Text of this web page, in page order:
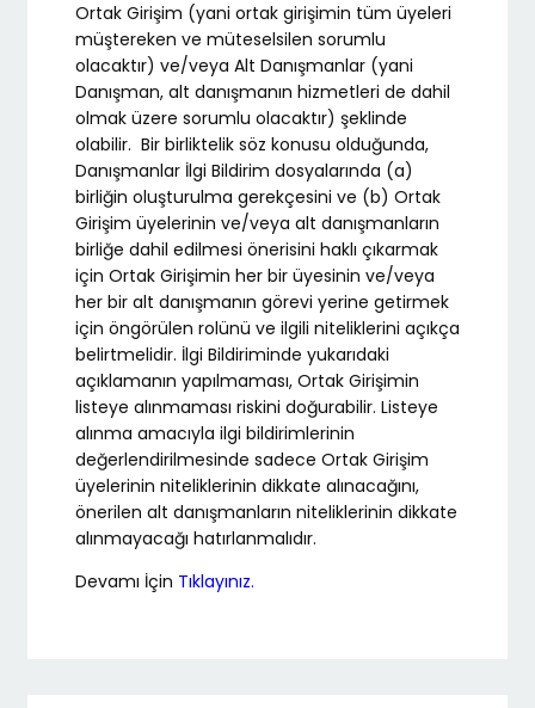
Ortak Girişim (yani ortak girişimin tüm üyeleri
müştereken ve müteselsilen sorumlu
olacaktır) ve/veya Alt Danışmanlar (yani
Danışman, alt danışmanın hizmetleri de dahil
olmak üzere sorumlu olacaktır) şeklinde
olabilir. Bir birliktelik söz konusu olduğunda,
Danışmanlar İlgi Bildirim dosyalarında (a)
birliğin oluşturulma gerekçesini ve (b) Ortak
Girişim üyelerinin ve/veya alt danışmanların
birliğe dahil edilmesi önerisini haklı çıkarmak
için Ortak Girişimin her bir üyesinin ve/veya
her bir alt danışmanın görevi yerine getirmek
için öngörülen rolünü ve ilgili niteliklerini açıkça
belirtmelidir. İlgi Bildiriminde yukarıdaki
açıklamanın yapılmaması, Ortak Girişimin
listeye alınmaması riskini doğurabilir. Listeye
alınma amacıyla ilgi bildirimlerinin
değerlendirilmesinde sadece Ortak Girişim
üyelerinin niteliklerinin dikkate alınacağını,
önerilen alt danışmanların niteliklerinin dikkate
alınmayacağı hatırlanmalıdır.
Devamı İçin Tıklayınız.